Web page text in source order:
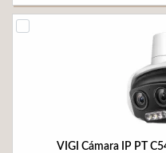
VIGI Cámara IP PT